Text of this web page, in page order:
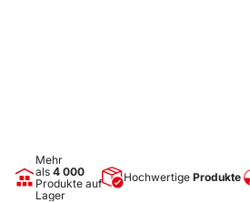
Mehr
als 4 000
Produkte auf
Lager
Hochwertige Produkte